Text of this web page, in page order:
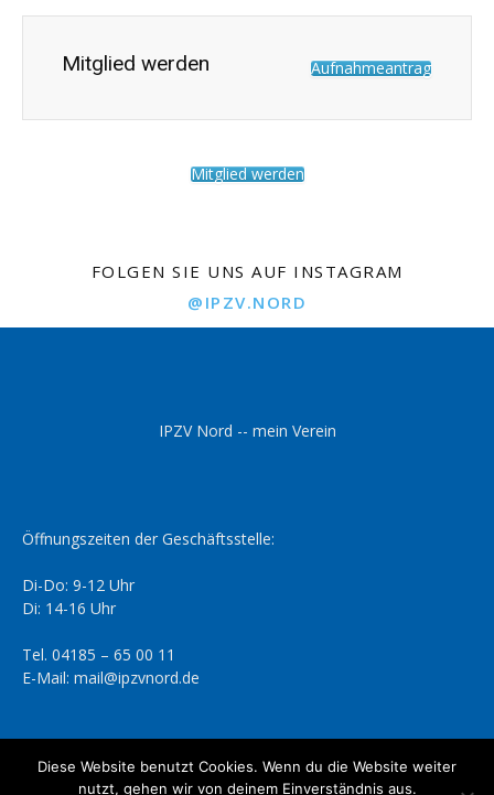
Mitglied werden Aufnahmeantrag
Mitglied werden
FOLGEN SIE UNS AUF INSTAGRAM
@IPZV.NORD
IPZV Nord -- mein Verein
Öffnungszeiten der Geschäftsstelle:
Di-Do: 9-12 Uhr
Di: 14-16 Uhr
Tel. 04185 – 65 00 11
E-Mail: mail@ipzvnord.de
Datenschutzerklärung Impressum
Diese Website benutzt Cookies. Wenn du die Website weiter
nutzt, gehen wir von deinem Einverständnis aus.